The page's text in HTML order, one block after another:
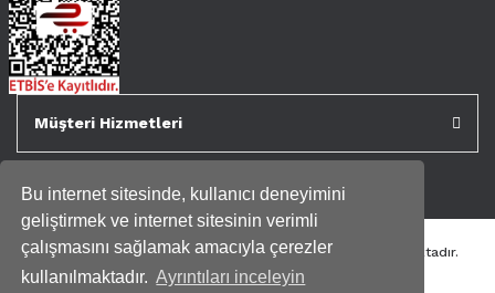
Bu internet sitesinde, kullanıcı deneyimini
geliştirmek ve internet sitesinin verimli
çalışmasını sağlamak amacıyla çerezler
kullanılmaktadır. Ayrıntıları inceleyin
Müşteri Hizmetleri
Tüm kredi kartı bilgileriniz 256bit SSL Sertifikası ile korunmaktadır.
Genispencere.com Tüm Hakları Saklıdır.